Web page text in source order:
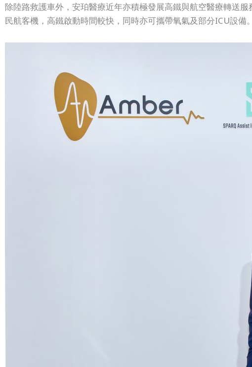
除陸路救護車外，安珀醫療近年亦積極發展高鐵與航空醫療轉送
民航客機，高鐵啟動時間較快，同時亦可攜帶氧氣及部分ICU設備。